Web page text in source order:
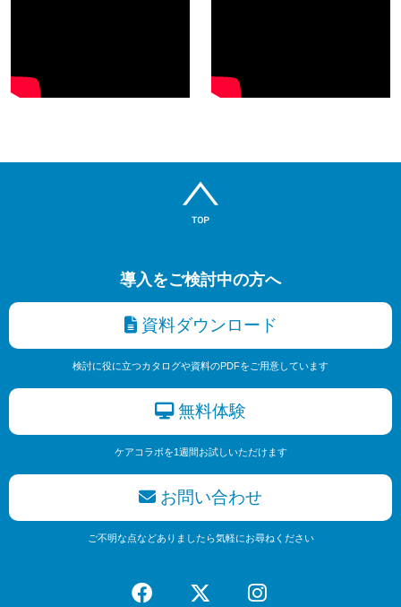
導入をご検討中の方へ
資料ダウンロード
検討に役に立つカタログや資料のPDFをご用意しています
無料体験
ケアコラボを1週間お試しいただけます
お問い合わせ
ご不明な点などありましたら気軽にお尋ねください